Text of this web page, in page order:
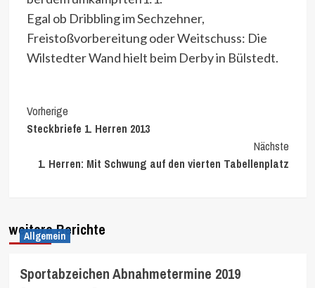
Egal ob Dribbling im Sechzehner,
Freistoßvorbereitung oder Weitschuss: Die
Wilstedter Wand hielt beim Derby in Bülstedt.
Continue
Reading
Vorherige
Steckbriefe 1. Herren 2013
Nächste
1. Herren: Mit Schwung auf den vierten Tabellenplatz
weitere Berichte
Allgemein
Sportabzeichen Abnahmetermine 2019